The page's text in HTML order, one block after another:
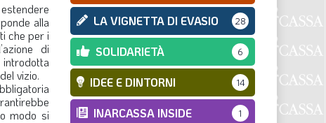
alla
che per i
di
introdotta
vizio.
modo si
LA VIGNETTA DI EVASIO 28
SOLIDARIETÀ 6
IDEE E DINTORNI 14
INARCASSA INSIDE 1